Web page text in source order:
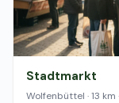
Stadtmarkt
Wolfenbüttel · 13